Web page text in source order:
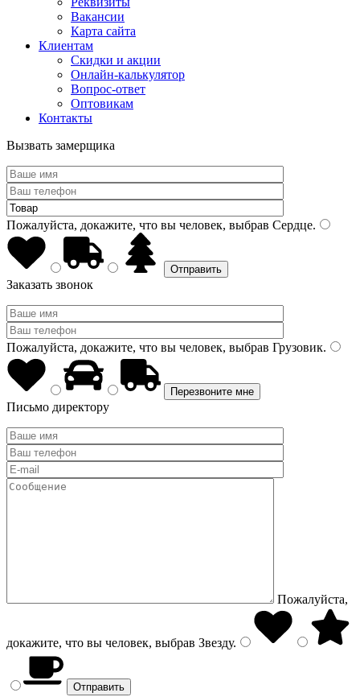
Вакансии
Карта сайта
Клиентам
Скидки и акции
Онлайн-калькулятор
Вопрос-ответ
Оптовикам
Контакты
Вызвать замерщика
Пожалуйста, докажите, что вы человек, выбрав Сердце.
Заказать звонок
Пожалуйста, докажите, что вы человек, выбрав Грузовик.
Письмо директору
Пожалуйста,
докажите, что вы человек, выбрав Звезду.